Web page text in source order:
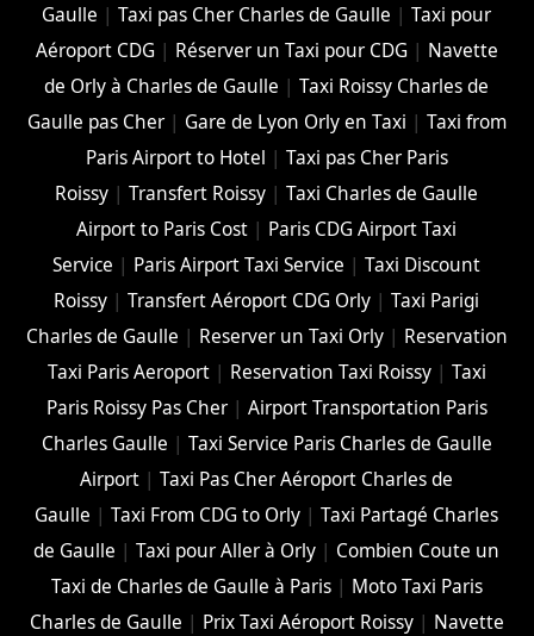
Gaulle |Taxi pas Cher Charles de Gaulle |Taxi pour
Aéroport CDG | Réserver un Taxi pour CDG | Navette
de Orly à Charles de Gaulle |Taxi Roissy Charles de
Gaulle pas Cher| Gare de Lyon Orly en Taxi | Taxi from
Paris Airport to Hotel | Taxi pas Cher Paris
Roissy |Transfert Roissy |Taxi Charles de Gaulle
Airport to Paris Cost | Paris CDG Airport Taxi
Service | Paris Airport Taxi Service |Taxi Discount
Roissy |Transfert Aéroport CDG Orly |Taxi Parigi
Charles de Gaulle | Reserver un Taxi Orly| Reservation
Taxi Paris Aeroport| Reservation Taxi Roissy| Taxi
Paris Roissy Pas Cher| Airport Transportation Paris
Charles Gaulle | Taxi Service Paris Charles de Gaulle
Airport |Taxi Pas Cher Aéroport Charles de
Gaulle |Taxi From CDG to Orly |Taxi Partagé Charles
de Gaulle |Taxi pour Aller à Orly | Combien Coute un
Taxi de Charles de Gaulle à Paris| Moto Taxi Paris
Charles de Gaulle | Prix Taxi Aéroport Roissy| Navette